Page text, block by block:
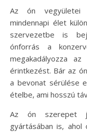
Az ón vegyületei
mindennapi élet
szervezetbe is
ónforrás a
megakadályozza
érintkezést. Bár az
a bevonat sérülése
ételbe, ami hosszú
Az ón szerepet
gyártásában is, ahol